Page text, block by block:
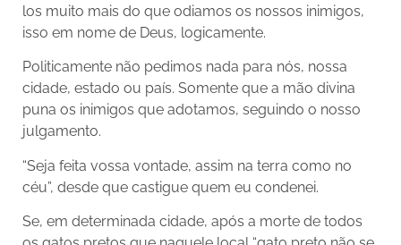
los muito mais do que odiamos os nossos inimigos,
isso em nome de Deus, logicamente.
Politicamente não pedimos nada para nós, nossa
cidade, estado ou país. Somente que a mão divina
puna os inimigos que adotamos, seguindo o nosso
julgamento.
“Seja feita vossa vontade, assim na terra como no
céu”, desde que castigue quem eu condenei.
Se, em determinada cidade, após a morte de todos